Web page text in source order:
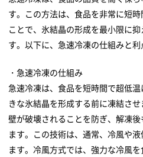
す。この方法は、食品を非常に短
ことで、氷結晶の形成を最小限に
す。以下に、急速冷凍の仕組みと利
・急速冷凍の仕組み
急速冷凍は、食品を短時間で超低
きな氷結晶を形成する前に凍結さ
壁が破壊されることを防ぎ、解凍
ます。この技術は、通常、冷風や
ます。冷風方式では、強力な冷風